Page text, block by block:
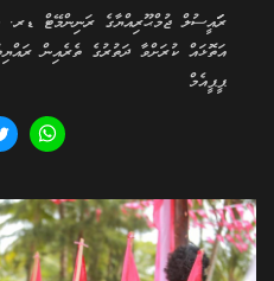
ރަަައީސުލް ޖުމްޙޫރިއްޔާގެ ރަނިންމޭޓް
އަތޮޅައް ކުރަށްވާ ދަތުރުގެ ތެރެއިން
ޕީޕީއެމް